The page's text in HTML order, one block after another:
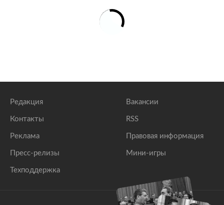
Редакция
Контакты
Реклама
Пресс-релизы
Техподдержка
Вакансии
RSS
Правовая информация
Мини-игры